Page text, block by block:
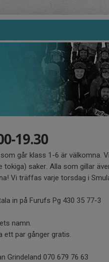
19.30
går klass 1-6 är välkomna.
saker. Alla som gillar
Vi träffas varje torsdag i
in på Furufs Pg 430 35 77-3
namn.
ett par gånger gratis.
Grindeland 070 679 76 63